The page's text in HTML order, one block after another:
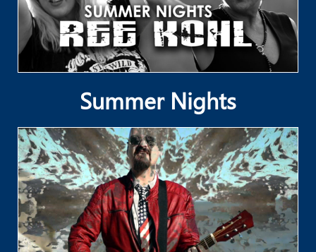
Summer Nights